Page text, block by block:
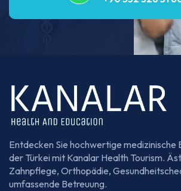
Entdecken Sie hochwertige medizinische
der Türkei mit Kanalar Health Tourism.
Zahnpflege, Orthopädie,
umfassende Betreuung.